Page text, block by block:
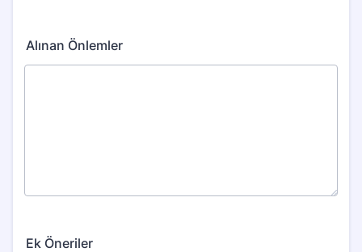
Alınan Önlemler
Ek Öneriler